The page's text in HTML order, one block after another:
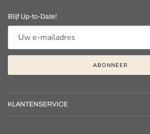
Blijf Up-to-Date!
ABONNEER
KLANTENSERVICE